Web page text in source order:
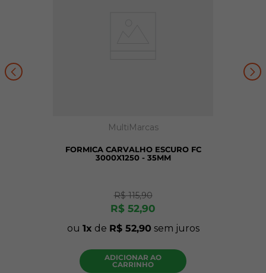
MultiMarcas
FORMICA CARVALHO ESCURO FC
3000X1250 - 35MM
R$ 115,90
R$ 52,90
ou 1 de R$ 52,90 sem juros
ADICIONAR AO
CARRINHO